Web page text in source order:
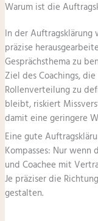
Warum ist die
In der Auftragsklärung
präzise
Gesprächsthema zu
Ziel des Coachings,
Rollenverteilung zu
bleibt, riskiert
damit eine geringere
Eine gute
Kompasses: Nur wenn
und Coachee mit
Je präziser die
gestalten.